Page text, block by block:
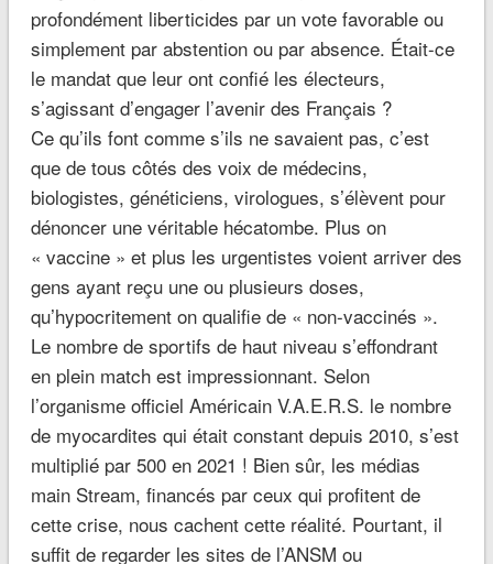
profondément liberticides par un vote favorable ou
simplement par abstention ou par absence. Était-ce
le mandat que leur ont confié les électeurs,
s’agissant d’engager l’avenir des Français ?
Ce qu’ils font comme s’ils ne savaient pas, c’est
que de tous côtés des voix de médecins,
biologistes, généticiens, virologues, s’élèvent pour
dénoncer une véritable hécatombe. Plus on
« vaccine » et plus les urgentistes voient arriver des
gens ayant reçu une ou plusieurs doses,
qu’hypocritement on qualifie de « non-vaccinés ».
Le nombre de sportifs de haut niveau s’effondrant
en plein match est impressionnant. Selon
l’organisme officiel Américain V.A.E.R.S. le nombre
de myocardites qui était constant depuis 2010, s’est
multiplié par 500 en 2021 ! Bien sûr, les médias
main Stream, financés par ceux qui profitent de
cette crise, nous cachent cette réalité. Pourtant, il
suffit de regarder les sites de l’ANSM ou